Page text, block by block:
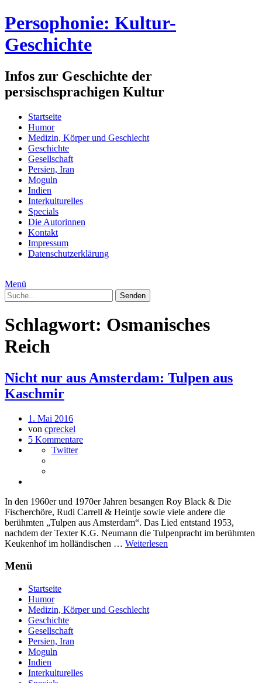
Persophonie: Kultur-
Geschichte
Infos zur Geschichte der
persischsprachigen Kultur
Startseite
Humor
Medizin, Körper und Geschlecht
Geschichte
Gesellschaft
Persien, Iran
Moguln
Indien
Interkulturelles
Specials
Die Autorinnen
Kontakt
Impressum
Datenschutzerklärung
Menü
Schlagwort: Osmanisches
Reich
Nicht nur aus Amsterdam: Tulpen aus
Kaschmir
1. Mai 2016
von cpreckel
5 Kommentare
Twitter
In den 1960er und 1970er Jahren besangen Roy Black & Die
Fischerchöre, Rudi Carrell & Heintje sowie viele andere die
berühmten „Tulpen aus Amsterdam“. Das Lied entstand 1953,
nachdem der Texter K.G. Neumann die Tulpenpracht im berühmten
Keukenhof im holländischen … Weiterlesen
Menü
Startseite
Humor
Medizin, Körper und Geschlecht
Geschichte
Gesellschaft
Persien, Iran
Moguln
Indien
Interkulturelles